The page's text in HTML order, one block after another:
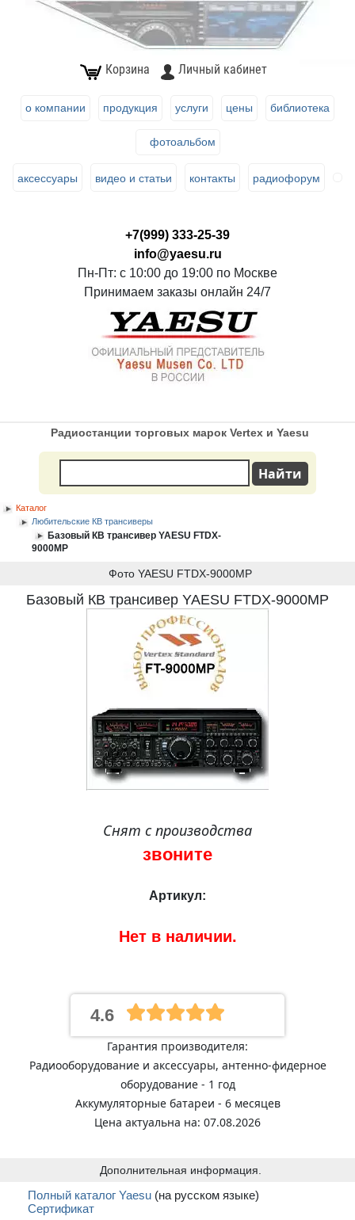
Корзина Личный кабинет
о компании продукция услуги цены библиотека
фотоальбом
аксессуары видео и статьи контакты радиофорум
+7(999) 333-25-39
info@yaesu.ru
Пн-Пт: с 10:00 до 19:00 по Москве
Принимаем заказы онлайн 24/7
Радиостанции торговых марок Vertex и Yaesu
Каталог
Любительские КВ трансиверы
Базовый КВ трансивер YAESU FTDX-
9000МР
Фото YAESU FTDX-9000МР
Базовый КВ трансивер YAESU FTDX-9000МР
Снят с производства
звоните
Артикул:
Нет в наличии.
4.6
Гарантия производителя:
Радиооборудование и аксессуары, антенно-фидерное
оборудование - 1 год
Аккумуляторные батареи - 6 месяцев
Цена актуальна на: 07.08.2026
Дополнительная информация.
Полный каталог Yaesu (на русском языке)
Сертификат